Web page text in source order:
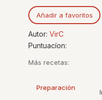
Añadir a favoritos
Autor: VirC
Puntuacíon:
Más recetas:
Preparación